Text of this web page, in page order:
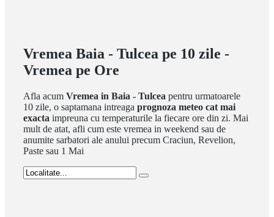
Vremea Baia - Tulcea pe 10 zile -
Vremea pe Ore
Afla acum Vremea in Baia - Tulcea pentru urmatoarele
10 zile, o saptamana intreaga prognoza meteo cat mai
exacta impreuna cu temperaturile la fiecare ore din zi. Mai
mult de atat, afli cum este vremea in weekend sau de
anumite sarbatori ale anului precum Craciun, Revelion,
Paste sau 1 Mai